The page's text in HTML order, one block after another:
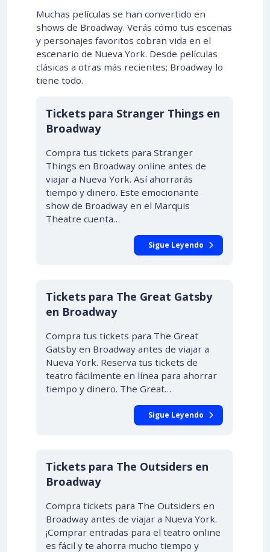
Muchas películas se han convertido en
shows de Broadway. Verás cómo tus escenas
y personajes favoritos cobran vida en el
escenario de Nueva York. Desde películas
clásicas a otras más recientes; Broadway lo
tiene todo.
Tickets para Stranger Things en
Broadway
Compra tus tickets para Stranger
Things en Broadway online antes de
viajar a Nueva York. Así ahorrarás
tiempo y dinero. Este emocionante
show de Broadway en el Marquis
Theatre cuenta…
Sigue Leyendo
Tickets para The Great Gatsby
en Broadway
Compra tus tickets para The Great
Gatsby en Broadway antes de viajar a
Nueva York. Reserva tus tickets de
teatro fácilmente en línea para ahorrar
tiempo y dinero. The Great…
Sigue Leyendo
Tickets para The Outsiders en
Broadway
Compra tickets para The Outsiders en
Broadway antes de viajar a Nueva York.
¡Comprar entradas para el teatro online
es fácil y te ahorra mucho tiempo y